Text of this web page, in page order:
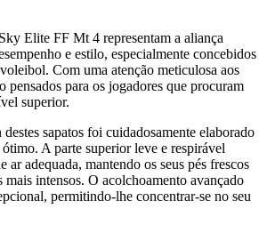
Elite FF Mt 4 representam a aliança
e estilo, especialmente concebidos
Com uma atenção meticulosa aos
pensados para os jogadores que procuram
superior.
sapatos foi cuidadosamente elaborado
A parte superior leve e respirável
ar adequada, mantendo os seus pés frescos
mais intensos. O acolchoamento avançado
permitindo-lhe concentrar-se no seu